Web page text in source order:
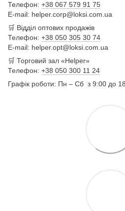
Телефон: +38 067 579 91 75
E-mail: helper.corp@loksi.com.ua
🛒 Відділ оптових продажів
Телефон: +38 050 305 30 74
E-mail: helper.opt@loksi.com.ua
🛒 Торговий зал «Helper»
Телефон: +38 050 300 11 24
Графік роботи: Пн – Сб з 9:00 до